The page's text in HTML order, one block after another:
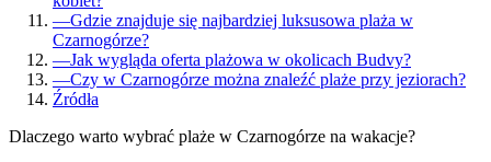
—Gdzie znajduje się najbardziej luksusowa plaża w
Czarnogórze?
—Jak wygląda oferta plażowa w okolicach Budvy?
—Czy w Czarnogórze można znaleźć plaże przy jeziorach?
Źródła
Dlaczego warto wybrać plaże w Czarnogórze na wakacje?